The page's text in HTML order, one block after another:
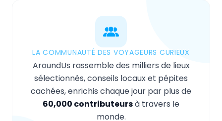
LA COMMUNAUTÉ DES VOYAGEURS CURIEUX
AroundUs rassemble des milliers de lieux
sélectionnés, conseils locaux et pépites
cachées, enrichis chaque jour par plus de
60,000 contributeursà travers le
monde.